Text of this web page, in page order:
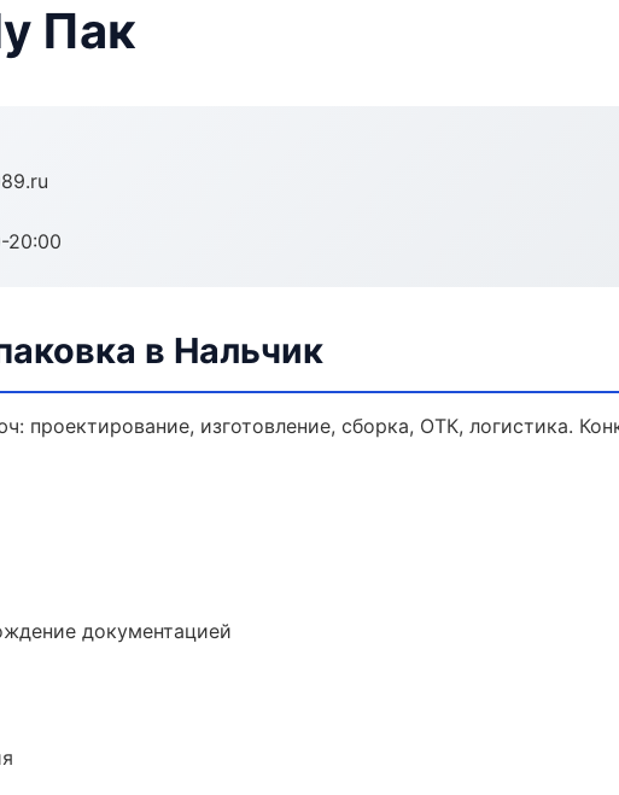
Пак
20:00
в Нальчик
проектирование, изготовление, сборка, ОТК, логистика.
документацией